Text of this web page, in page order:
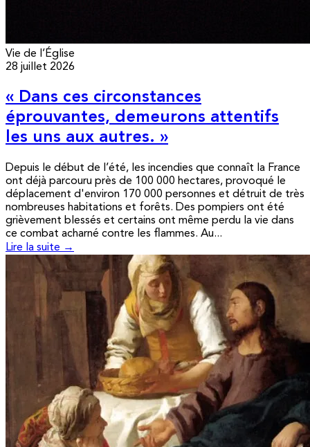
Vie de l’Église
28 juillet 2026
« Dans ces circonstances
éprouvantes, demeurons attentifs
les uns aux autres. »
Depuis le début de l’été, les incendies que connaît la France
ont déjà parcouru près de 100 000 hectares, provoqué le
déplacement d'environ 170 000 personnes et détruit de très
nombreuses habitations et forêts. Des pompiers ont été
grièvement blessés et certains ont même perdu la vie dans
ce combat acharné contre les flammes. Au...
Lire la suite →